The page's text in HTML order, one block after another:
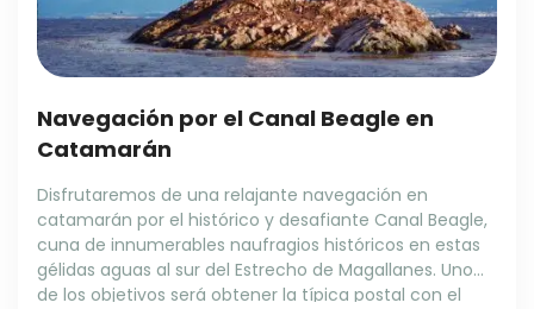
Navegación por el Canal Beagle en
Catamarán
Disfrutaremos de una relajante navegación en
catamarán por el histórico y desafiante Canal Beagle,
cuna de innumerables naufragios históricos en estas
gélidas aguas al sur del Estrecho de Magallanes. Uno
de los objetivos será obtener la típica postal con el